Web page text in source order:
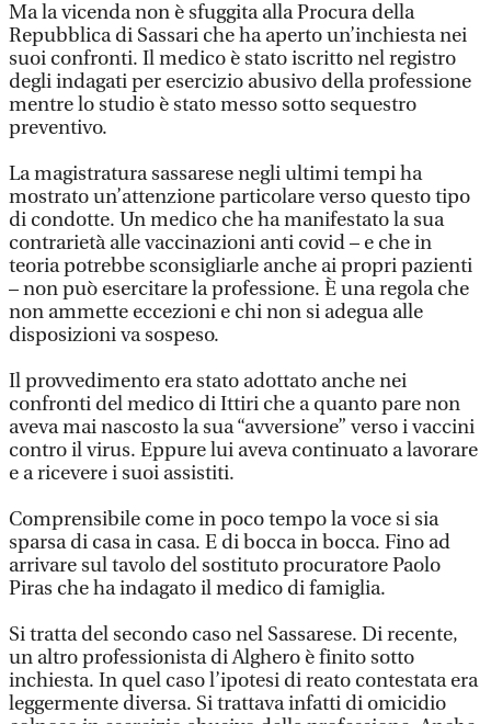
Ma la vicenda non è sfuggita alla Procura della
Repubblica di Sassari che ha aperto un’inchiesta nei
suoi confronti. Il medico è stato iscritto nel registro
degli indagati per esercizio abusivo della professione
mentre lo studio è stato messo sotto sequestro
preventivo.
La magistratura sassarese negli ultimi tempi ha
mostrato un’attenzione particolare verso questo tipo
di condotte. Un medico che ha manifestato la sua
contrarietà alle vaccinazioni anti covid – e che in
teoria potrebbe sconsigliarle anche ai propri pazienti
– non può esercitare la professione. È una regola che
non ammette eccezioni e chi non si adegua alle
disposizioni va sospeso.
Il provvedimento era stato adottato anche nei
confronti del medico di Ittiri che a quanto pare non
aveva mai nascosto la sua “avversione” verso i vaccini
contro il virus. Eppure lui aveva continuato a lavorare
e a ricevere i suoi assistiti.
Comprensibile come in poco tempo la voce si sia
sparsa di casa in casa. E di bocca in bocca. Fino ad
arrivare sul tavolo del sostituto procuratore Paolo
Piras che ha indagato il medico di famiglia.
Si tratta del secondo caso nel Sassarese. Di recente,
un altro professionista di Alghero è finito sotto
inchiesta. In quel caso l’ipotesi di reato contestata era
leggermente diversa. Si trattava infatti di omicidio